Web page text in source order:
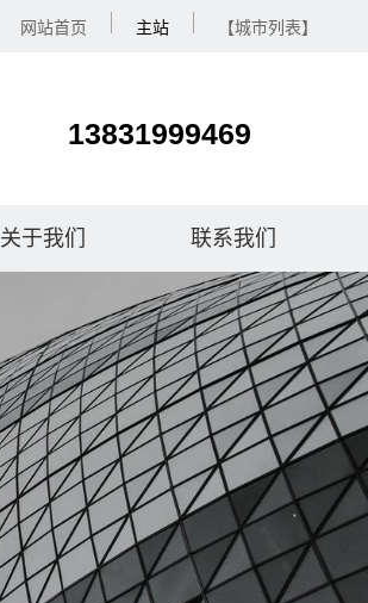
网站首页 主站 【城市列表】
13831999469
关于我们 联系我们